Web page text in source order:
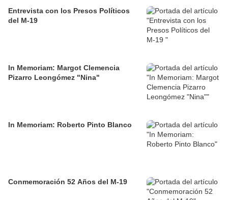
Entrevista con los Presos Políticos
del M-19
In Memoriam: Margot Clemencia
Pizarro Leongómez "Nina"
In Memoriam: Roberto Pinto Blanco
Conmemoración 52 Años del M-19